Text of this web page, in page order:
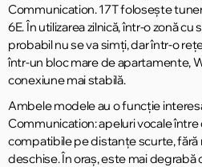
Communication. 17T folosește
6E. În utilizarea zilnică, într-o zonă
probabil nu se va simți, dar într-o
într-un bloc mare de apartamente,
conexiune mai stabilă.
Ambele modele au o funcție
Communication: apeluri vocale
compatibile pe distanțe scurte, fără
deschise. În oraș, este mai degrabă